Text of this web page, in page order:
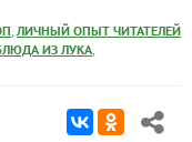
, ЛИЧНЫЙ ОПЫТ ЧИТАТЕЛЕЙ
ИЗ ЛУКА,